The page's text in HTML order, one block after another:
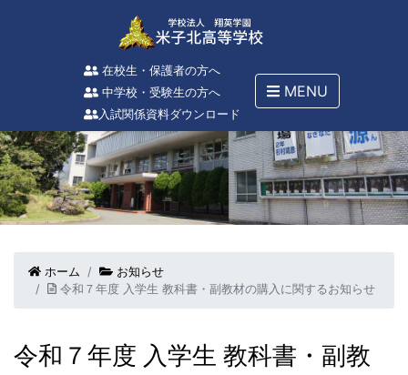
在校生・保護者の方へ
中学校・受験生の方へ
入試関係資料ダウンロード
MENU
ホーム
お知らせ
令和７年度 入学生 教科書・副教材の購入に関するお知らせ
令和７年度 入学生 教科書・副教